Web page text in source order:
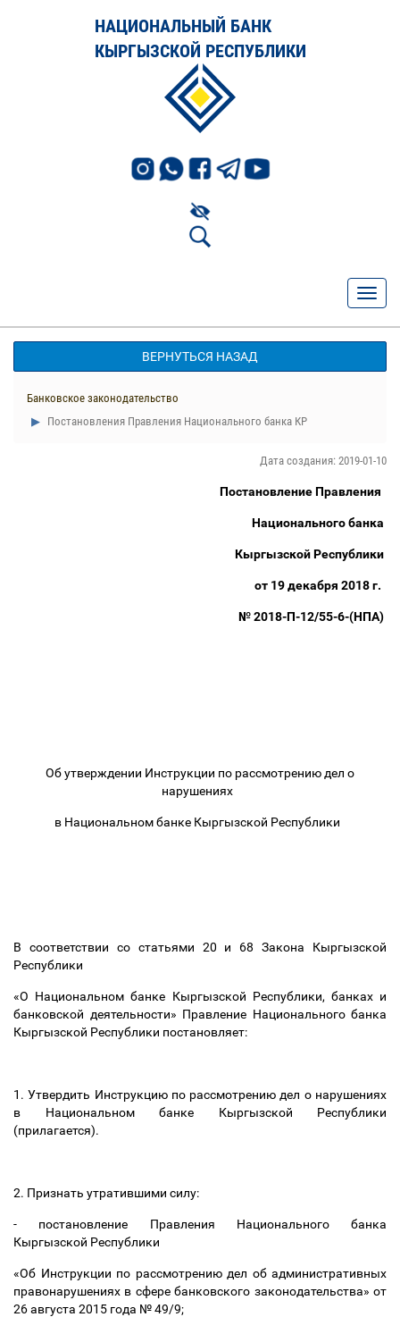
НАЦИОНАЛЬНЫЙ БАНК
КЫРГЫЗСКОЙ РЕСПУБЛИКИ
ВЕРНУТЬСЯ НАЗАД
Банковское законодательство
Постановления Правления Национального банка КР
Дата создания: 2019-01-10
Постановление Правления
Национального банка
Кыргызской Республики
от 19 декабря 2018 г.
№ 2018-П-12/55-6-(НПА)
Об утверждении Инструкции по рассмотрению дел о
нарушениях
в Национальном банке Кыргызской Республики
В соответствии со статьями 20 и 68 Закона Кыргызской
Республики
«О Национальном банке Кыргызской Республики, банках и
банковской деятельности» Правление Национального банка
Кыргызской Республики постановляет:
1. Утвердить Инструкцию по рассмотрению дел о нарушениях
в Национальном банке Кыргызской Республики
(прилагается).
2. Признать утратившими силу:
- постановление Правления Национального банка
Кыргызской Республики
«Об Инструкции по рассмотрению дел об административных
правонарушениях в сфере банковского законодательства» от
26 августа 2015 года № 49/9;